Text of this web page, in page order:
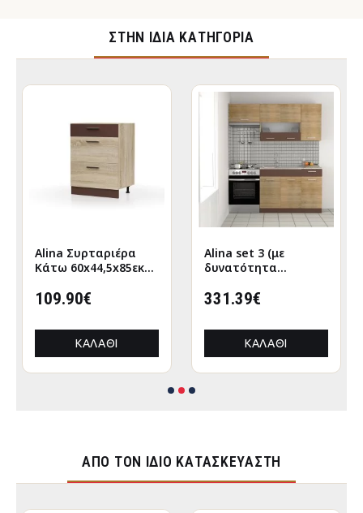
ΣΤΉΝ ΊΔΙΑ ΚΑΤΗΓΟΡΊΑ
Alina Συρταριέρα
Κάτω 60x44,5x85εκ
109.90€
ΚΑΛΆΘΙ
Alina set 3 (με
δυνατότητα
Μόκκα Σετ 5 κουτιών
331.39€
ΚΑΛΆΘΙ
ΑΠΌ ΤΟΝ ΊΔΙΟ ΚΑΤΑΣΚΕΥΑΣΤΉ